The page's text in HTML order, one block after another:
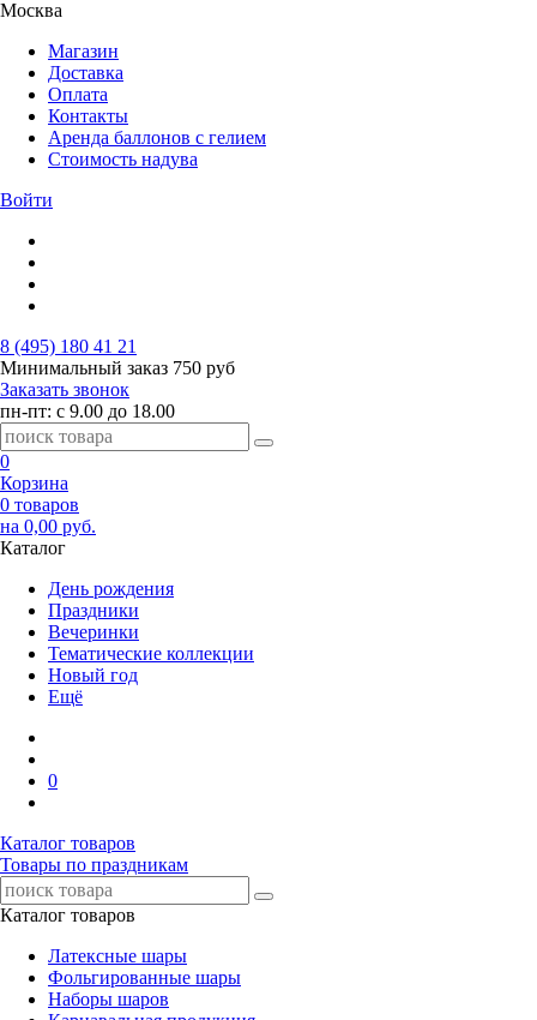
Москва
Магазин
Доставка
Оплата
Контакты
Аренда баллонов с гелием
Стоимость надува
Войти
8 (495) 180 41 21
Минимальный заказ 750 руб
Заказать звонок
пн-пт: с 9.00 до 18.00
0
Корзина
0 товаров
на 0,00 руб.
Каталог
День рождения
Праздники
Вечеринки
Тематические коллекции
Новый год
Ещё
0
Каталог товаров
Товары по праздникам
Каталог товаров
Латексные шары
Фольгированные шары
Наборы шаров